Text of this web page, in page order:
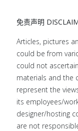
免责声明
Articles, pictures
could be from
could not
materials and the
represent the
its employees/
designer/hosting
are not